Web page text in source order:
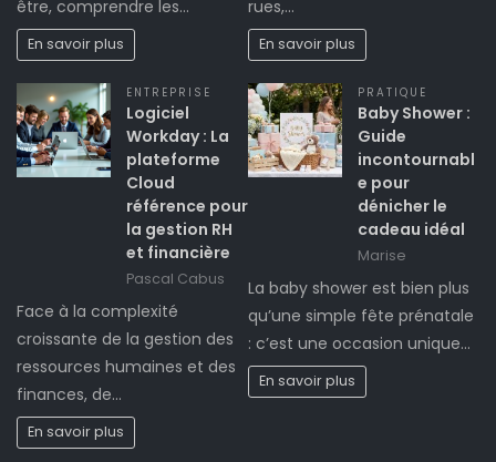
être, comprendre les…
En savoir plus
rues,…
En savoir plus
ENTREPRISE
Logiciel
Workday : La
plateforme
Cloud
référence pour
la gestion RH
et financière
Pascal Cabus
Face à la complexité
croissante de la gestion des
ressources humaines et des
finances, de…
En savoir plus
PRATIQUE
Baby Shower :
Guide
incontournabl
e pour
dénicher le
cadeau idéal
Marise
La baby shower est bien plus
qu’une simple fête prénatale
: c’est une occasion unique…
En savoir plus